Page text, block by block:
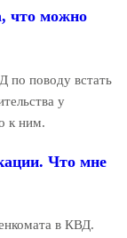
что можно
по поводу встать
у
к ним.
Что мне
в КВД.